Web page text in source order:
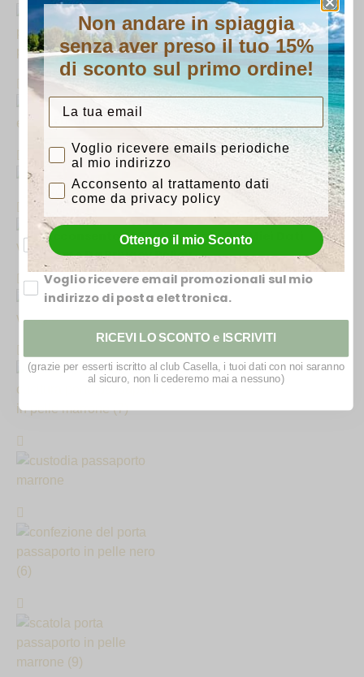
Portafoglio Uomo in
scopri di più
sconto del 15%
Con l'iscrizione riceverai anteprime su nuovi
arrivi e consigli dalla nostra bottega.
puoi dirci chi sei?
Uomo
Donna
Voglio ricevere lo sconto per email
Acconsento Al Trattamento Dei Miei Dati
Come Da Privacy Policy
Voglio ricevere email promozionali sul mio
indirizzo di posta elettronica.
RICEVI LO SCONTO e ISCRIVITI
(grazie per esserti iscritto al club Casella, i tuoi dati con noi saranno
al sicuro, non li cederemo mai a nessuno)
Non andare in spiaggia
senza aver preso il tuo 15%
di sconto sul primo ordine!
Consenso iscrizione
Voglio ricevere emails periodiche
al mio indirizzo
Acconsento al trattamento dati
come da privacy policy
Ottengo il mio Sconto